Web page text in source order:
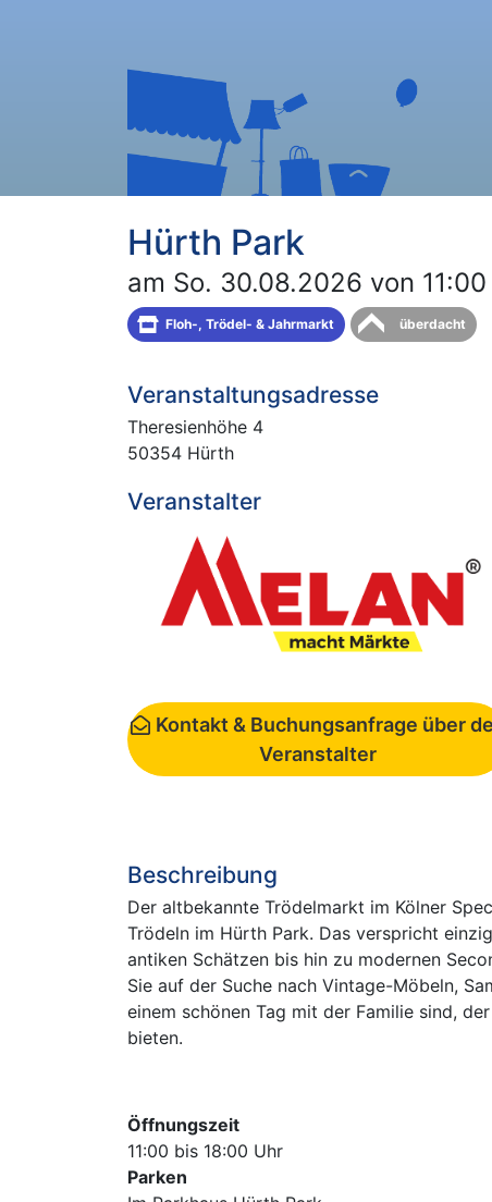
Hürth Park
am So. 30.08.2026 von
Floh-, Trödel- & Jahrmarkt überdacht
Veranstaltungsadresse
Theresienhöhe 4
50354 Hürth
Veranstalter
Kontakt & Buchungsanfrage über
Veranstalter
Beschreibung
Der altbekannte Trödelmarkt im Kölner
Trödeln im Hürth Park. Das verspricht
antiken Schätzen bis hin zu modernen
Sie auf der Suche nach Vintage-Möbeln,
einem schönen Tag mit der Familie sind,
bieten.
Öffnungszeit
11:00 bis 18:00 Uhr
Parken